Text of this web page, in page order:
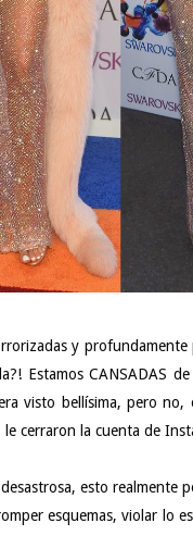
y
Estamos CANSADAS
visto bellísima, pero
cerraron la cuenta de
esto realmente
esquemas, violar lo